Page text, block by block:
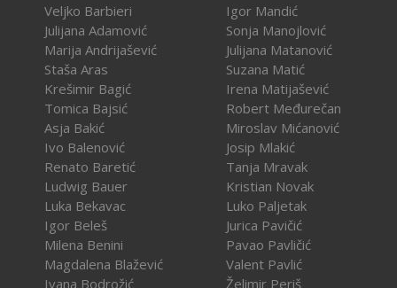
Veljko Barbieri
Julijana Adamović
Marija Andrijašević
Staša Aras
Krešimir Bagić
Tomica Bajsić
Asja Bakić
Ivo Balenović
Renato Baretić
Ludwig Bauer
Luka Bekavac
Igor Beleš
Milena Benini
Magdalena Blažević
Ivana Bodrožić
Igor Mandić
Sonja Manojlović
Julijana Matanović
Suzana Matić
Irena Matijašević
Robert Međurečan
Miroslav Mićanović
Josip Mlakić
Tanja Mravak
Kristian Novak
Luko Paljetak
Jurica Pavičić
Pavao Pavličić
Valent Pavlić
Želimir Periš